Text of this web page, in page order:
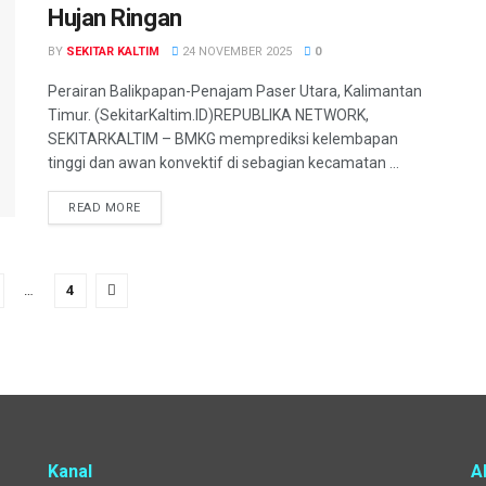
Hujan Ringan
BY SEKITAR KALTIM 24 NOVEMBER 2025 0
Perairan Balikpapan-Penajam Paser Utara, Kalimantan
Timur. (SekitarKaltim.ID)REPUBLIKA NETWORK,
SEKITARKALTIM – BMKG memprediksi kelembapan
tinggi dan awan konvektif di sebagian kecamatan ...
READ MORE
… 4
Kanal